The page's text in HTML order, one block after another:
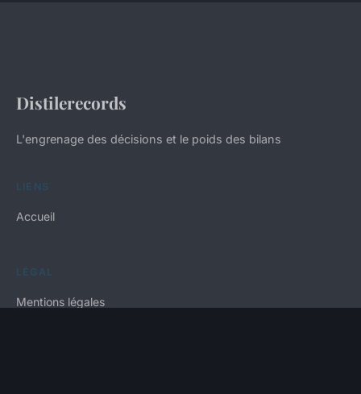
Distilerecords
L'engrenage des décisions et le poids des bilans
LIENS
Accueil
LÉGAL
Mentions légales